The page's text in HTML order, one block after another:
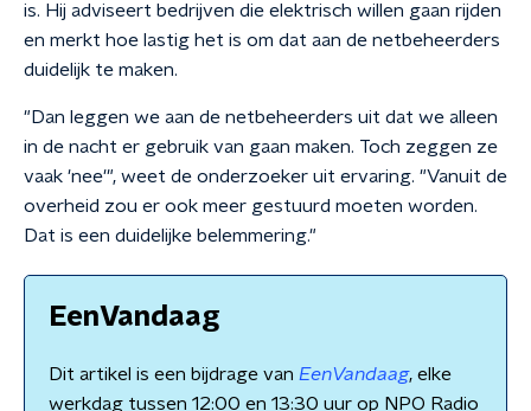
is. Hij adviseert bedrijven die elektrisch willen gaan rijden
en merkt hoe lastig het is om dat aan de netbeheerders
duidelijk te maken.
"Dan leggen we aan de netbeheerders uit dat we alleen
in de nacht er gebruik van gaan maken. Toch zeggen ze
vaak 'nee'", weet de onderzoeker uit ervaring. "Vanuit de
overheid zou er ook meer gestuurd moeten worden.
Dat is een duidelijke belemmering."
EenVandaag
Dit artikel is een bijdrage van EenVandaag, elke
werkdag tussen 12:00 en 13:30 uur op NPO Radio